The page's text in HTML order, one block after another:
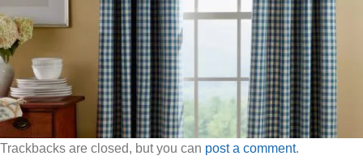
Trackbacks are closed, but you can post a comment.